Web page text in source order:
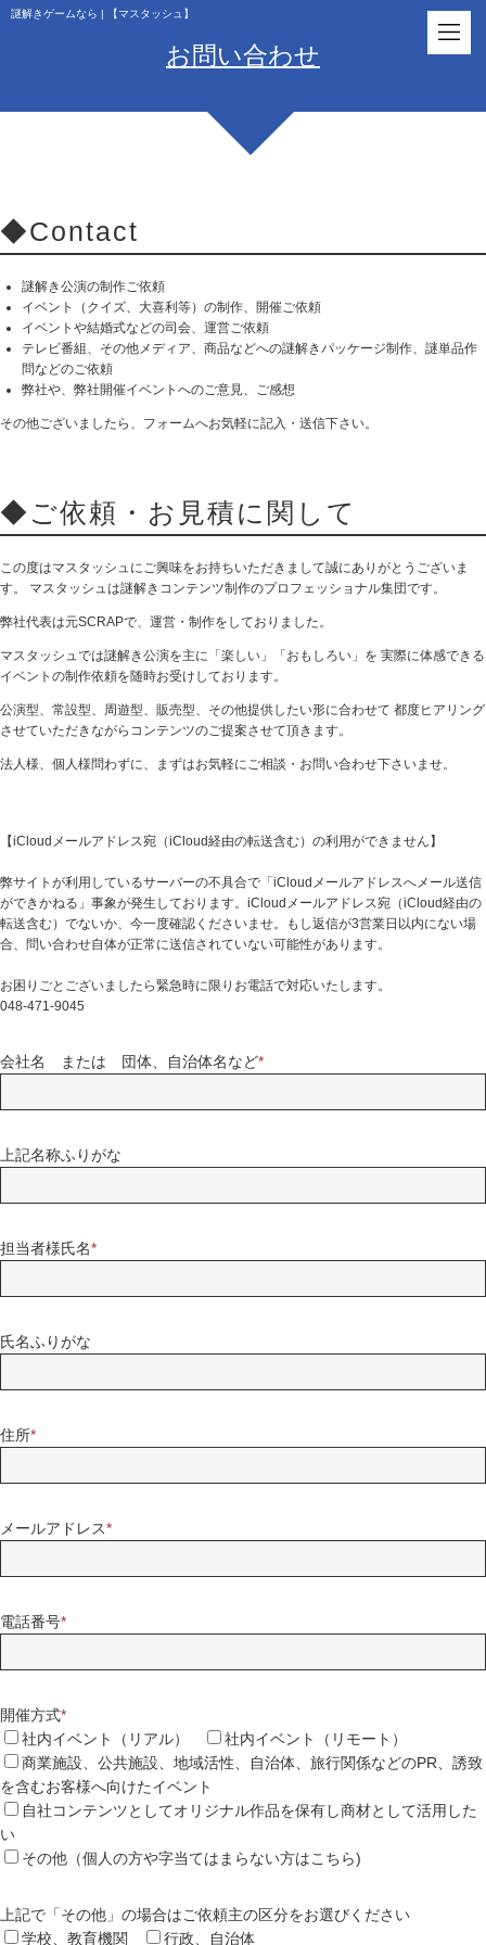
謎解きゲームなら | 【マスタッシュ】
お問い合わせ
◆Contact
謎解き公演の制作ご依頼
イベント（クイズ、大喜利等）の制作、開催ご依頼​
イベントや結婚式などの司会、運営ご依頼​
テレビ番組、その他メディア、商品などへの謎解きパッケージ制作、謎単品作
問などのご依頼​
弊社や、弊社開催イベントへのご意見、ご感想
その他ございましたら、フォームへお気軽に記入・送信下さい。
◆ご依頼・お見積に関して
この度はマスタッシュにご興味をお持ちいただきまして誠にありがとうございま
す。
マスタッシュは謎解きコンテンツ制作のプロフェッショナル集団です。
弊社代表は元SCRAPで、運営・制作をしておりました。
マスタッシュでは謎解き公演を主に「楽しい」「おもしろい」を 実際に体感できる
イベントの制作依頼を随時お受けしております。
公演型、常設型、周遊型、販売型、その他提供したい形に合わせて 都度ヒアリング
させていただきながらコンテンツのご提案させて頂きます。
法人様、個人様問わずに、まずはお気軽にご相談・お問い合わせ下さいませ。
【iCloudメールアドレス宛（iCloud経由の転送含む）の利用ができません】
弊サイトが利用しているサーバーの不具合で「iCloudメールアドレスへメール送信
ができかねる」事象が発生しております。iCloudメールアドレス宛（iCloud経由の
転送含む）でないか、今一度確認くださいませ。もし返信が3営業日以内にない場
合、問い合わせ自体が正常に送信されていない可能性があります。
お困りごとございましたら緊急時に限りお電話で対応いたします。
048-471-9045
会社名 または 団体、自治体名など*
上記名称ふりがな
担当者様氏名*
氏名ふりがな
住所*
メールアドレス*
電話番号*
開催方式*
社内イベント（リアル）
社内イベント（リモート）
商業施設、公共施設、地域活性、自治体、旅行関係などのPR、誘致
を含むお客様へ向けたイベント
自社コンテンツとしてオリジナル作品を保有し商材として活用した
い
その他（個人の方や字当てはまらない方はこちら)
上記で「その他」の場合はご依頼主の区分をお選びください
学校、教育機関
行政、自治体